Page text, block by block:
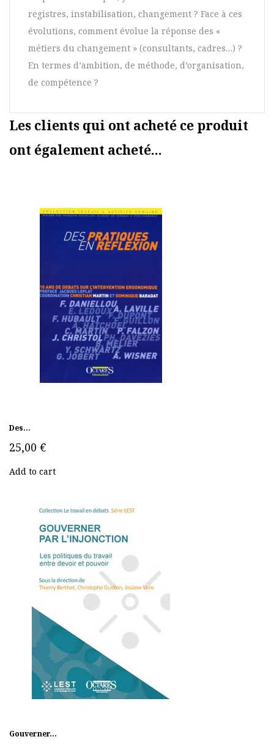
registres, instabilisation, changement ? Face à ces
évolutions, comment évolue la réponse des «
métiers du changement » (consultants, cadres…) ?
En termes d’ambition, de méthode, d’organisation,
de compétence ?
Les clients qui ont acheté ce produit
ont également acheté...
Des...
25,00 €
Add to cart
Gouverner...